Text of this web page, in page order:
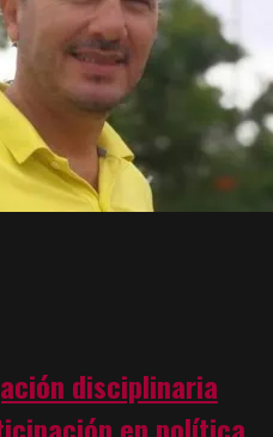
disciplinaria
en política